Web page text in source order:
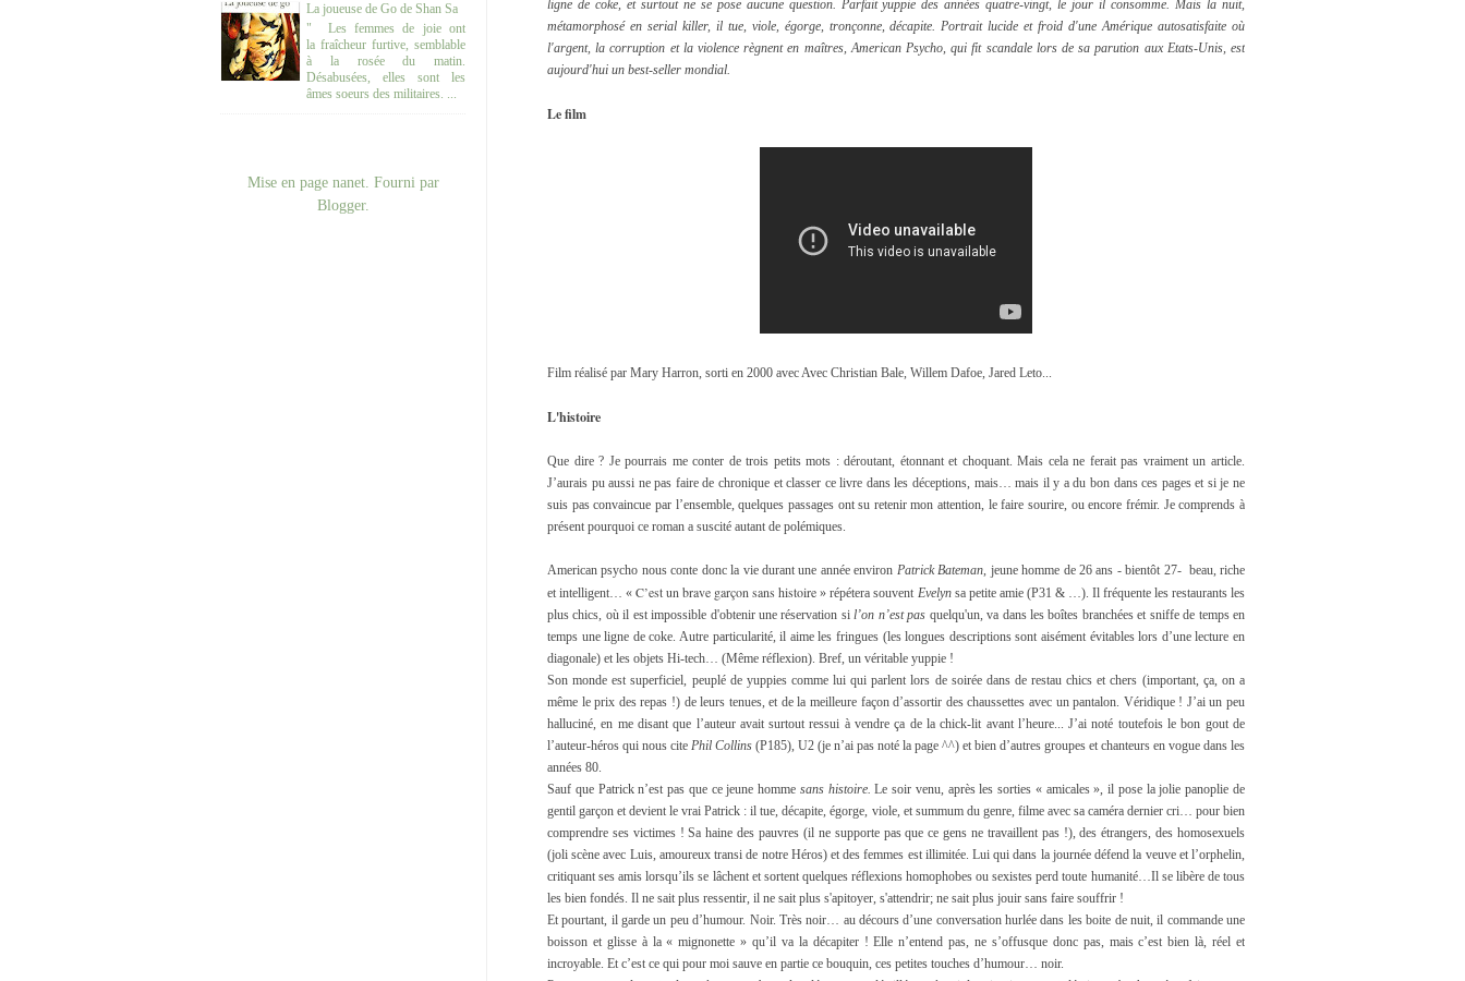
ligne de coke, et surtout ne se pose aucune question. Parfait yuppie des années quatre-vingt, le jour il consomme. Mais la nuit,
métamorphosé en serial killer, il tue, viole, égorge, tronçonne, décapite. Portrait lucide et froid d'une Amérique autosatisfaite où
l'argent, la corruption et la violence règnent en maîtres, American Psycho, qui fit scandale lors de sa parution aux Etats-Unis, est
aujourd'hui un best-seller mondial.
Le film
Film réalisé par Mary Harron, sorti en 2000 avec Avec Christian Bale, Willem Dafoe, Jared Leto...
L'histoire
Que dire ? Je pourrais me conter de trois petits mots : déroutant, étonnant et choquant. Mais cela ne ferait pas vraiment un article.
J’aurais pu aussi ne pas faire de chronique et classer ce livre dans les déceptions, mais… mais il y a du bon dans ces pages et si je ne
suis pas convaincue par l’ensemble, quelques passages ont su retenir mon attention, le faire sourire, ou encore frémir. Je comprends à
présent pourquoi ce roman a suscité autant de polémiques.
American psycho nous conte donc la vie durant une année environ Patrick Bateman, jeune homme de 26 ans - bientôt 27- beau, riche
et intelligent… «C’est un brave garçon sans histoire » répétera souvent Evelynsa petite amie (P31 & …). Il fréquente les restaurants les
plus chics, où il est impossible d'obtenir une réservation sil’on n’est pas quelqu'un, va dans les boîtes branchées et sniffe de temps en
temps une ligne de coke. Autre particularité, il aime les fringues (les longues descriptions sont aisément évitables lors d’une lecture en
diagonale) et les objets Hi-tech… (Même réflexion). Bref, un véritable yuppie !
Son monde est superficiel, peuplé de yuppies comme lui qui parlent lors de soirée dans de restau chics et chers (important, ça, on a
même le prix des repas !) de leurs tenues, et de la meilleure façon d’assortir des chaussettes avec un pantalon. Véridique ! J’ai un peu
halluciné, en me disant que l’auteur avait surtout ressui à vendre ça de la chick-lit avant l’heure... J’ai noté toutefois le bon gout de
l’auteur-héros qui nous cite Phil Collins (P185), U2 (je n’ai pas noté la page ^^) et bien d’autres groupes et chanteurs en vogue dans les
années 80.
Sauf que Patrick n’est pas que ce jeune homme sans histoire.Le soir venu, après les sorties « amicales », il pose la jolie panoplie de
gentil garçon et devient le vrai Patrick : il tue, décapite, égorge, viole, et summum du genre, filme avec sa caméra dernier cri… pour bien
comprendre ses victimes ! Sa haine des pauvres (il ne supporte pas que ce gens ne travaillent pas !), des étrangers, des homosexuels
(joli scène avec Luis, amoureux transi de notre Héros) et des femmes est illimitée. Lui qui dans la journée défend la veuve et l’orphelin,
critiquant ses amis lorsqu’ils se lâchent et sortent quelques réflexions homophobes ou sexistes perd toute humanité…Il se libère de tous
les bien fondés. Il ne sait plus ressentir, il ne sait plus s'apitoyer, s'attendrir; ne sait plus jouir sans faire souffrir !
Et pourtant, il garde un peu d’humour. Noir. Très noir… au décours d’une conversation hurlée dans les boite de nuit, il commande une
boisson et glisse à la « mignonette » qu’il va la décapiter ! Elle n’entend pas, ne s’offusque donc pas, mais c’est bien là, réel et
incroyable. Et c’est ce qui pour moi sauve en partie ce bouquin, ces petites touches d’humour… noir.
La joueuse de Go de Shan Sa
" Les femmes de joie ont
la fraîcheur furtive, semblable
à la rosée du matin.
Désabusées, elles sont les
âmes soeurs des militaires. ...
Mise en page nanet. Fourni par
Blogger.